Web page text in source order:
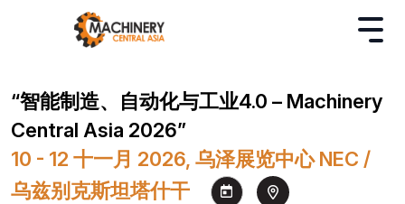
“智能制造、自动化与工业4.0 – Machinery
Central Asia 2026”
10 - 12 十一月 2026, 乌泽展览中心 NEC /
乌兹别克斯坦塔什干